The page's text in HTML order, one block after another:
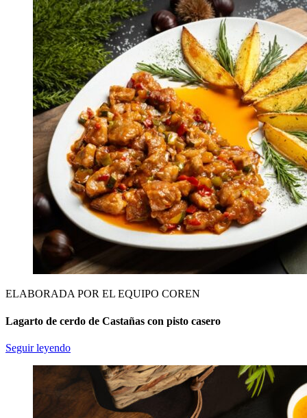
ELABORADA POR EL EQUIPO COREN
Lagarto de cerdo de Castañas con pisto casero
Seguir leyendo